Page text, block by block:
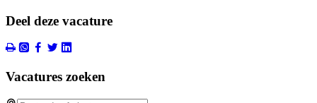
Deel deze vacature
Vacatures zoeken